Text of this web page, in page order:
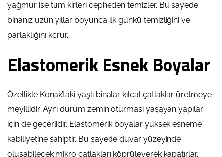
yağmur ise tüm kirleri cepheden temizler. Bu sayede
binanız uzun yıllar boyunca ilk günkü temizliğini ve
parlaklığını korur.
Elastomerik Esnek Boyalar
Özellikle Konak’taki yaşlı binalar kılcal çatlaklar üretmeye
meyillidir. Aynı durum zemin oturması yaşayan yapılar
için de geçerlidir. Elastomerik boyalar yüksek esneme
kabiliyetine sahiptir. Bu sayede duvar yüzeyinde
oluşabilecek mikro çatlakları köprüleyerek kapatırlar.